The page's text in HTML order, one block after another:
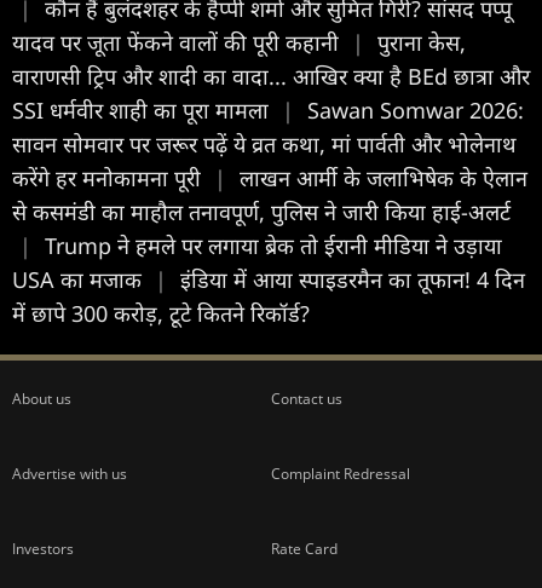
|
कौन हैं बुलंदशहर के हैप्पी शर्मा और सुमित गिरी? सांसद पप्पू
यादव पर जूता फेंकने वालों की पूरी कहानी
|
पुराना केस,
वाराणसी ट्रिप और शादी का वादा... आखिर क्या है BEd छात्रा और
SSI धर्मवीर शाही का पूरा मामला
|
Sawan Somwar 2026:
सावन सोमवार पर जरूर पढ़ें ये व्रत कथा, मां पार्वती और भोलेनाथ
करेंगे हर मनोकामना पूरी
|
लाखन आर्मी के जलाभिषेक के ऐलान
से कसमंडी का माहौल तनावपूर्ण, पुलिस ने जारी किया हाई-अलर्ट
|
Trump ने हमले पर लगाया ब्रेक तो ईरानी मीडिया ने उड़ाया
USA का मजाक
|
इंडिया में आया स्पाइडरमैन का तूफान! 4 दिन
में छापे 300 करोड़, टूटे कितने रिकॉर्ड?
About us Contact us
Advertise with us Complaint Redressal
Investors Rate Card